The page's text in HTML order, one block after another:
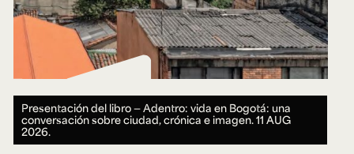
Presentación del libro — Adentro: vida en Bogotá: una
conversación sobre ciudad, crónica e imagen.11 AUG
2026.